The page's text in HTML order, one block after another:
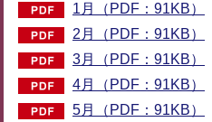
1月（PDF：91KB）
2月（PDF：91KB）
3月（PDF：91KB）
4月（PDF：91KB）
5月（PDF：91KB）